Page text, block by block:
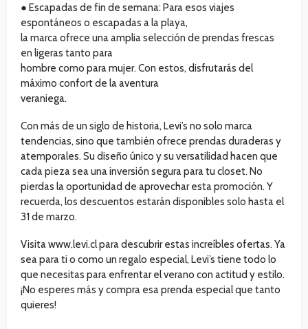
● Escapadas de fin de semana: Para esos viajes
espontáneos o escapadas a la playa,
la marca ofrece una amplia selección de prendas frescas
en ligeras tanto para
hombre como para mujer. Con estos, disfrutarás del
máximo confort de la aventura
veraniega.
Con más de un siglo de historia, Levi’s no solo marca
tendencias, sino que también ofrece prendas duraderas y
atemporales. Su diseño único y su versatilidad hacen que
cada pieza sea una inversión segura para tu closet. No
pierdas la oportunidad de aprovechar esta promoción. Y
recuerda, los descuentos estarán disponibles solo hasta el
31 de marzo.
Visita www.levi.cl para descubrir estas increíbles ofertas. Ya
sea para ti o como un regalo especial, Levi’s tiene todo lo
que necesitas para enfrentar el verano con actitud y estilo.
¡No esperes más y compra esa prenda especial que tanto
quieres!